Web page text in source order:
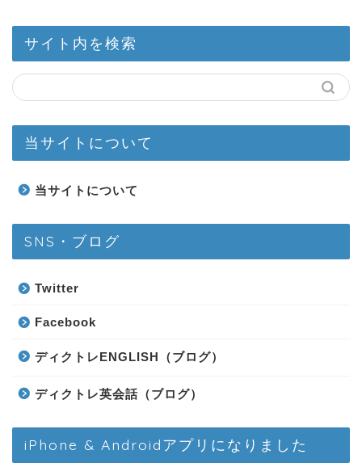
サイト内を検索
当サイトについて
当サイトについて
SNS・ブログ
Twitter
Facebook
ディクトレENGLISH（ブログ）
ディクトレ英会話（ブログ）
iPhone & Androidアプリになりました